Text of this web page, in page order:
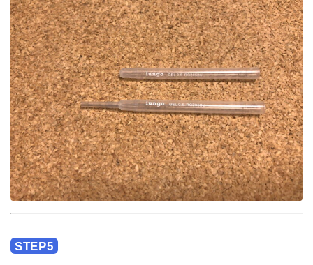
STEP5